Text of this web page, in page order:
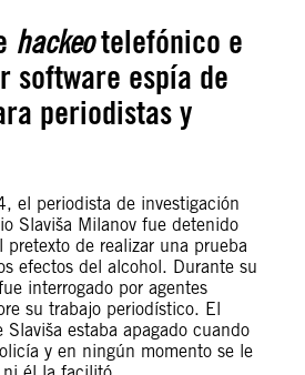
hackeotelefónico e
software espía de
periodistas y
el periodista de investigación
Slaviša Milanov fue detenido
de realizar una prueba
efectos del alcohol. Durante su
interrogado por agentes
su trabajo periodístico. El
estaba apagado cuando
y en ningún momento se le